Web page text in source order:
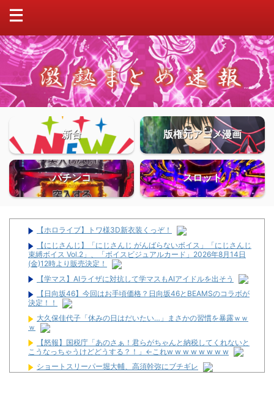
新台 版権元アニメ漫画
パチンコ スロット
【ホロライブ】トワ様3D新衣装くっぞ！
【にじさんじ】「にじさんじ がんばらないボイス」「にじさんじ
束縛ボイス Vol.2」、「ボイスビジュアルカード」2026年8月14日
(金)12時より販売決定！
【学マス】AIライザに対抗して学マスもAIアイドルを出そう
【日向坂46】今回はお手頃価格？日向坂46とBEAMSのコラボが
決定！！
大久保佳代子「休みの日はだいたい…」まさかの習慣を暴露ｗｗ
ｗ
【怒報】国税庁「あのさぁ！君らがちゃんと納税してくれないと
こうなっちゃうけどどうする？！」←これw w w w w w w w
ショートスリーパー堀大輔、高須幹弥にブチギレ